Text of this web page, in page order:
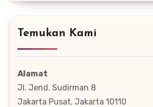
Temukan Kami
Alamat
Jl. Jend. Sudirman 8
Jakarta Pusat, Jakarta 10110